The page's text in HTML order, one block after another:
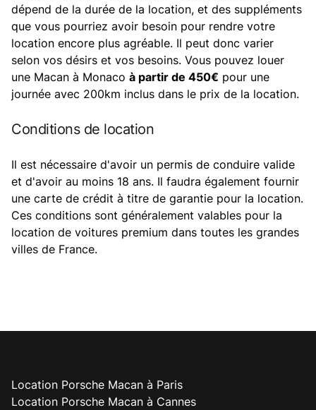
dépend de la durée de la location, et des suppléments
que vous pourriez avoir besoin pour rendre votre
location encore plus agréable. Il peut donc varier
selon vos désirs et vos besoins. Vous pouvez louer
une Macan à Monaco à partir de 450€ pour une
journée avec 200km inclus dans le prix de la location.
Conditions de location
Il est nécessaire d'avoir un permis de conduire valide
et d'avoir au moins 18 ans. Il faudra également fournir
une carte de crédit à titre de garantie pour la location.
Ces conditions sont généralement valables pour la
location de voitures premium dans toutes les grandes
villes de France.
Location Porsche Macan à Paris
Location Porsche Macan à Cannes